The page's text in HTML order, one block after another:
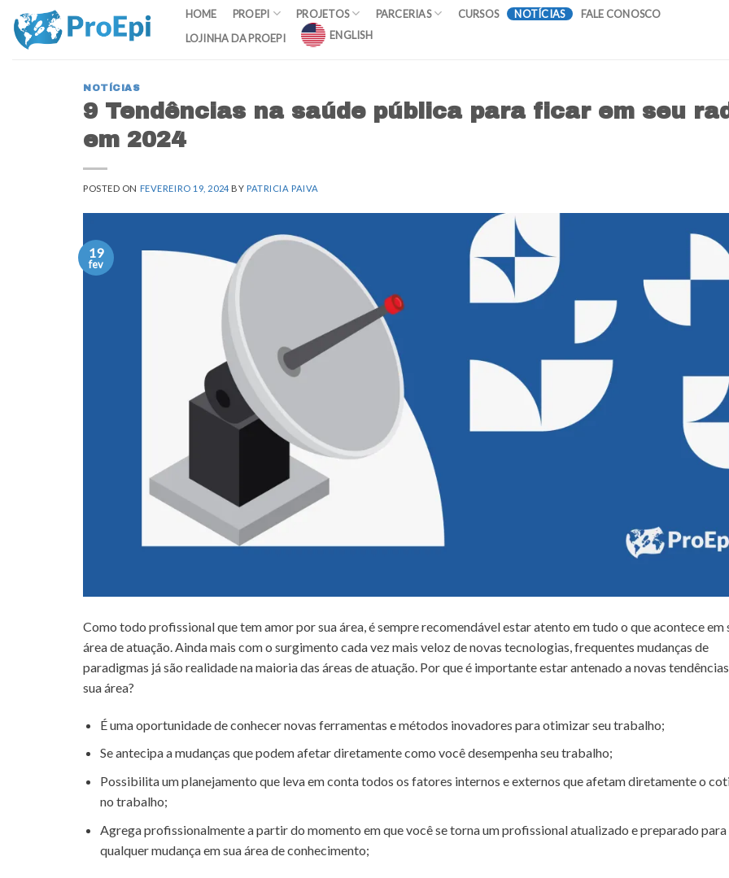
content
HOME PROEPI PROJETOS PARCERIAS CURSOS NOTÍCIAS
FALE CONOSCO
LOJINHA DA PROEPI
ENGLISH
NOTÍCIAS
9 Tendências na saúde pública para ficar em seu
em 2024
POSTED ON FEVEREIRO 19, 2024 BY PATRICIA PAIVA
19
fev
Como todo profissional que tem amor por sua área, é sempre recomendável estar atento em tudo o que acontece em
área de atuação. Ainda mais com o surgimento cada vez mais veloz de novas tecnologias, frequentes mudanças de
paradigmas já são realidade na maioria das áreas de atuação. Por que é importante estar antenado a novas
sua área?
É uma oportunidade de conhecer novas ferramentas e métodos inovadores para otimizar seu trabalho;
Se antecipa a mudanças que podem afetar diretamente como você desempenha seu trabalho;
Possibilita um planejamento que leva em conta todos os fatores internos e externos que afetam diretamente o
no trabalho;
Agrega profissionalmente a partir do momento em que você se torna um profissional atualizado e preparado para
qualquer mudança em sua área de conhecimento;